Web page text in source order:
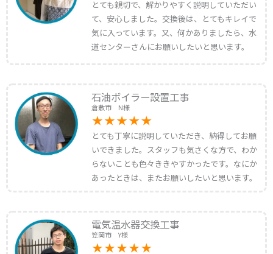
とても親切で、解かりやすく説明していただい
て、安心しました。交換後は、とてもキレイで
気に入っています。又、何かありましたら、水
道センターさんにお願いしたいと思います。
石油ボイラー設置工事
倉敷市 N様
とても丁寧に説明していただき、納得してお願
いできました。スタッフも気さくな方で、わか
らないことも色々ききやすかったです。なにか
あったときは、またお願いしたいと思います。
電気温水器交換工事
笠岡市 Y様